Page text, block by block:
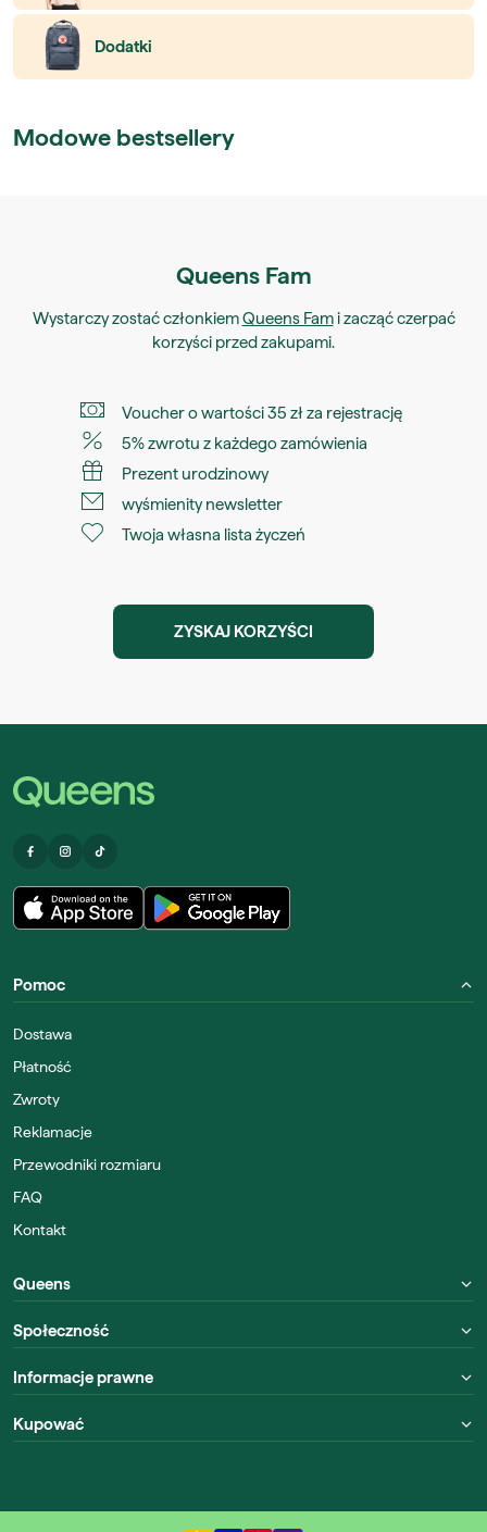
Dodatki
Modowe bestsellery
Queens Fam
Wystarczy zostać członkiemQueens Fami zacząć czerpać
korzyści przed zakupami.
Voucher o wartości 35 zł za rejestrację
5% zwrotu z każdego zamówienia
Prezent urodzinowy
wyśmienity newsletter
Twoja własna lista życzeń
ZYSKAJ KORZYŚCI
Pomoc
Dostawa
Płatność
Zwroty
Reklamacje
Przewodniki rozmiaru
FAQ
Kontakt
Queens
Społeczność
Informacje prawne
Kupować